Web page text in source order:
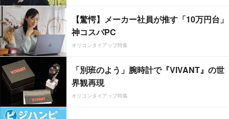
【驚愕】メーカー社員が推す「10万円台」
神コスパPC
オリコンタイアップ特集
「別班のよう」腕時計で『VIVANT』の世
界観再現
オリコンタイアップ特集